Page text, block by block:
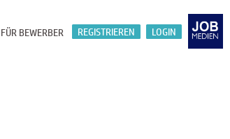
LOGIN
REGISTRIEREN
FÜR BEWERBER